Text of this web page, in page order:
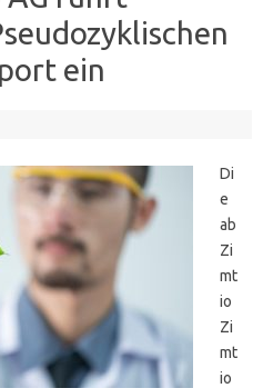
ein
Di
e
ab
Zi
mt
io
Zi
mt
io